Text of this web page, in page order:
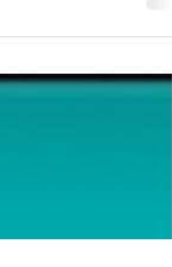
GAYTE et